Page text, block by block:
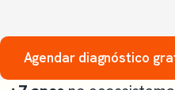
Agendar diagnóstico